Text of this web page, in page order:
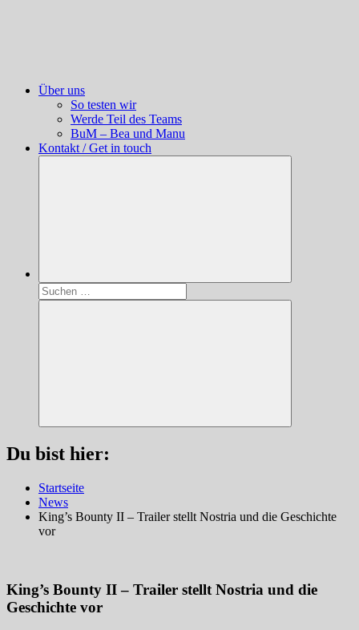
Über uns
So testen wir
Werde Teil des Teams
BuM – Bea und Manu
Kontakt / Get in touch
Suchen
nach:
Suchen
Du bist hier:
Startseite
News
King’s Bounty II – Trailer stellt Nostria und die Geschichte
vor
King’s Bounty II – Trailer stellt Nostria und die
Geschichte vor